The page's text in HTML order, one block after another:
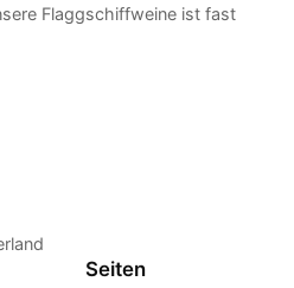
Flaggschiffweine ist fast
Seiten